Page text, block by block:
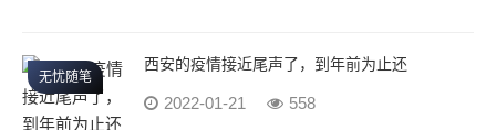
无忧随笔
西安的疫情接近尾声了，到年前为止还
2022-01-21 558